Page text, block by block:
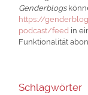
Genderblogs
https://
podcast/feed in
Funktionalität
Schlagwörter